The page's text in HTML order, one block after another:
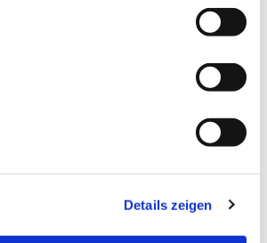
Details zeigen